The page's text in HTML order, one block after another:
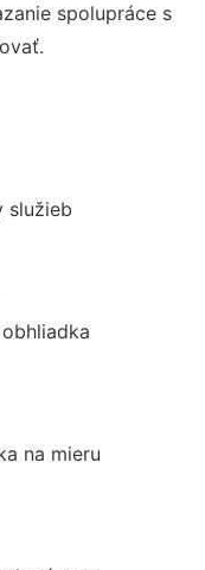
spolupráce s
služieb
na mieru